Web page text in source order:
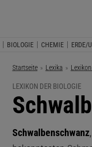
BIOLOGIE CHEMIE ERDE/
Startseite Lexika
LEXIKON DER BIOLOGIE
:
Schwalbenschwanz,